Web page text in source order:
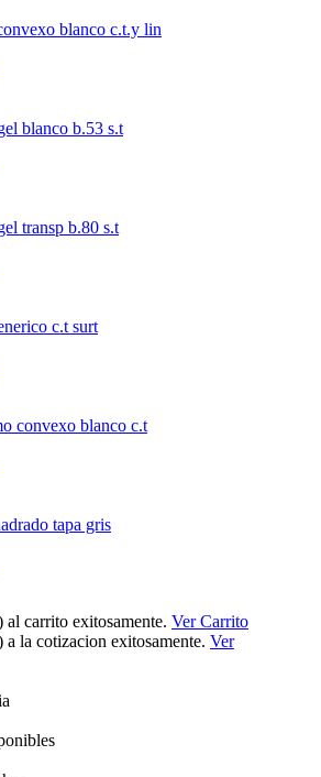
blanco c.t.y lin
blanco b.53 s.t
transp b.80 s.t
c.t surt
convexo blanco c.t
tapa gris
al carrito exitosamente. Ver Carrito
a la cotizacion exitosamente. Ver